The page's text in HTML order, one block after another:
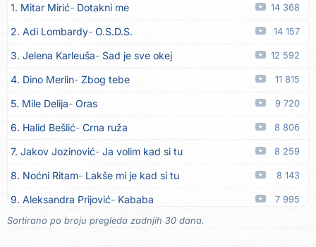
12. Vesna Kartuš Vrati se 07.08
13. Severina Pozovi me ti (Anksiozna) 06.08
14. Fidellio Summer Time 06.08
15. Tereza Kesovija Volim te 06.08
16. Ruswaj Sada znam, to je ljubav 06.08
17. Nemanja Panić Daj mu sve što si dala meni 06.08
18. Gustafi Imala je oči pospane 06.08
19. Marko Nedug Pjesma za tebe 06.08
20. Bruno Krajcar Pozitiva 06.08
21. Bruno Krajcar Za nas
1. Mitar Mirić Dotakni me 14 368
2. Adi Lombardy O.S.D.S. 14 157
3. Jelena Karleuša Sad je sve okej 12 592
4. Dino Merlin Zbog tebe 11 815
5. Mile Delija Oras 9 720
6. Halid Bešlić Crna ruža 8 806
7. Jakov Jozinović Ja volim kad si tu 8 259
8. Noćni Ritam Lakše mi je kad si tu 8 143
9. Aleksandra Prijović Kababa 7 995
10. Halid Bešlić Ljiljani
Sortirano po broju pregleda zadnjih 30 dana.